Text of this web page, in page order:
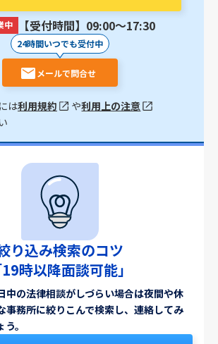
中 【受付時間】09:00〜17:30
24時間いつでも受付中
メールで問合せ
は利用規約 や利用上の注意
り込み検索のコツ
19時以降面談可能」
中の法律相談がしづらい場合は夜間や休
事務所に絞りこんで検索し、連絡してみ
。